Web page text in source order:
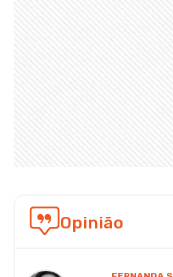
Opinião